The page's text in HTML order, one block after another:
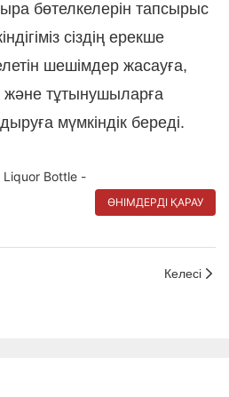
бөтелкелерін тапсырыс
сіздің ерекше
шешімдер жасауға,
және тұтынушыларға
мүмкіндік береді.
Liquor Bottle -
ӨНІМДЕРДІ ҚАРАУ
Келесі